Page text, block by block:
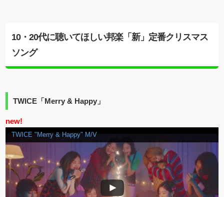
10・20代に聴いてほしい邦楽「新」定番クリスマス
ソング
TWICE「Merry & Happy」
new!
TWICE "Merry & Happy" M/V